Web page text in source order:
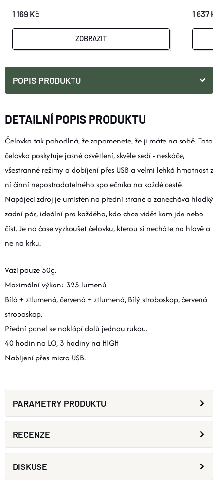
1 169 Kč
ZOBRAZIT
1 637
POPIS PRODUKTU
DETAILNÍ POPIS PRODUKTU
Čelovka tak pohodlná, že zapomenete, že ji máte na sobě. Tato
čelovka poskytuje jasné osvětlení, skvěle sedí - neskáče,
všestranné režimy a dobíjení přes USB a velmi lehká hmotnost z
ní činní nepostradatelného společníka na každé cestě.
Napájecí zdroj je umístěn na přední straně a zanechává hladký
zadní pás, ideální pro každého, kdo chce vidět kam jde nebo
číst. Je na čase vyzkoušet čelovku, kterou si necháte na hlavě a
ne na krku.
Váží pouze 50g.
Maximální výkon: 325 lumenů
Bílá + ztlumená, červená + ztlumená, Bílý stroboskop, červená
stroboskop.
Přední panel se naklápí dolů jednou rukou.
40 hodin na LO, 3 hodiny na HIGH
Nabíjení přes micro USB.
PARAMETRY PRODUKTU
RECENZE
DISKUSE